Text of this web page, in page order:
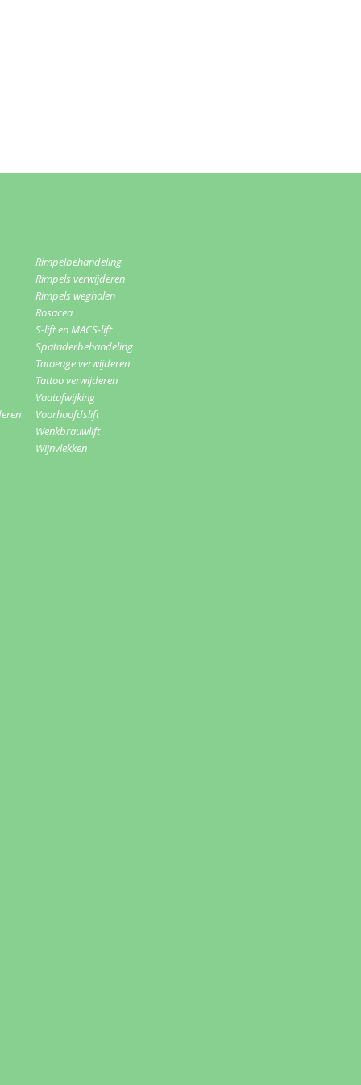
Rimpelbehandeling
Rimpels verwijderen
Rimpels weghalen
Rosacea
S-lift en MACS-lift
Spataderbehandeling
Tatoeage verwijderen
Tattoo verwijderen
Vaatafwijking
Voorhoofdslift
Wenkbrauwlift
Wijnvlekken